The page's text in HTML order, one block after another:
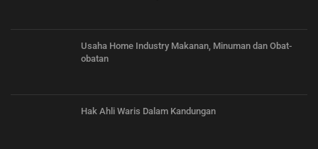
Usaha Home Industry Makanan, Minuman dan Obat-
obatan
Hak Ahli Waris Dalam Kandungan